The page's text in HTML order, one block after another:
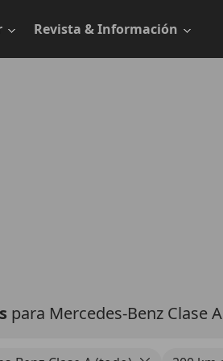
Revista & Información
para Mercedes-Benz Clase